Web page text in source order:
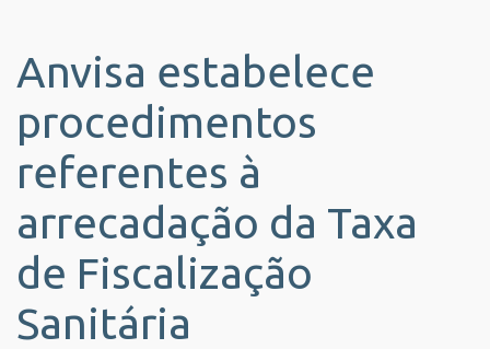
Anvisa estabelece
procedimentos
referentes à
arrecadação da Taxa
de Fiscalização
Sanitária